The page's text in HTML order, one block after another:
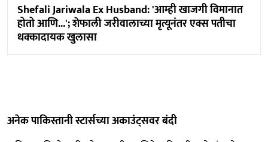
Shefali Jariwala Ex Husband: 'आम्ही खाजगी विमानात
होतो आणि...'; शेफाली जरीवालाच्या मृत्यूनंतर एक्स पतीचा
धक्कादायक खुलासा
अनेक पाकिस्तानी स्टार्सच्या अकाउंट्सवर बंदी